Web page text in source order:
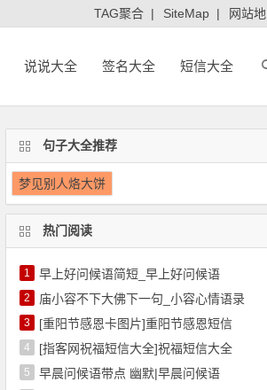
TAG聚合 | SiteMap | 网站
说说大全 签名大全 短信大全
句子大全推荐
梦见别人烙大饼
热门阅读
1 早上好问候语简短_早上好问候语
2 庙小容不下大佛下一句_小容心情语录
3 [重阳节感恩卡图片]重阳节感恩短信
4 [指客网祝福短信大全]祝福短信大全
5 早晨问候语带点 幽默|早晨问候语